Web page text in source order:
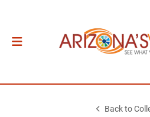
Back to